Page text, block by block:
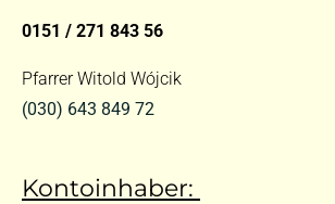
0151 / 271 843 56
Pfarrer Witold Wójcik
(030) 643 849 72
Kontoinhaber: